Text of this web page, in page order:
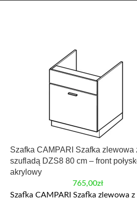
Szafka CAMPARI Szafka zlewowa
szufladą DZS8 80 cm – front
akrylowy
765,00zł
Szafka CAMPARI Szafka zlewowa z